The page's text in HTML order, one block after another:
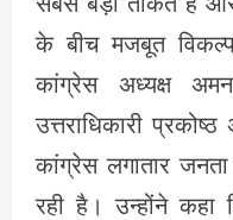
के बीच मजबूत
कांग्रेस अध्यक्ष
उत्तराधिकारी
कांग्रेस लगातार
रही है। उन्होंने कहा